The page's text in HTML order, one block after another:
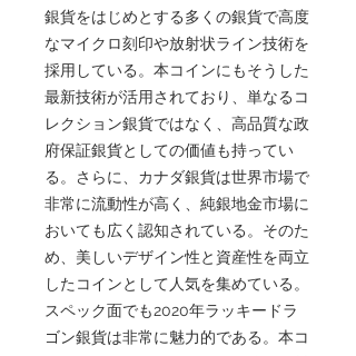
銀貨をはじめとする多くの銀貨で高度
なマイクロ刻印や放射状ライン技術を
採用している。本コインにもそうした
最新技術が活用されており、単なるコ
レクション銀貨ではなく、高品質な政
府保証銀貨としての価値も持ってい
る。さらに、カナダ銀貨は世界市場で
非常に流動性が高く、純銀地金市場に
おいても広く認知されている。そのた
め、美しいデザイン性と資産性を両立
したコインとして人気を集めている。
スペック面でも2020年ラッキードラ
ゴン銀貨は非常に魅力的である。本コ